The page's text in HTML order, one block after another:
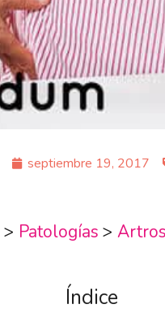
septiembre 19, 2017
> Patologías >
Índice